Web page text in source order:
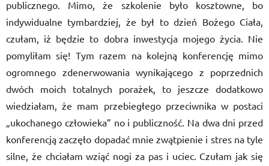
publicznego. Mimo, że szkolenie było kosztowne, bo
indywidualne tymbardziej, że był to dzień Bożego Ciała,
czułam, iż będzie to dobra inwestycja mojego życia. Nie
pomyliłam się! Tym razem na kolejną konferencję mimo
ogromnego zdenerwowania wynikającego z poprzednich
dwóch moich totalnych porażek, to jeszcze dodatkowo
wiedziałam, że mam przebiegłego przeciwnika w postaci
„ukochanego człowieka” no i publiczność. Na dwa dni przed
konferencją zaczęło dopadać mnie zwątpienie i stres na tyle
silne, że chciałam wziąć nogi za pas i uciec. Czułam jak się